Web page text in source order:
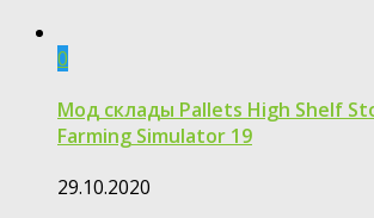
0
Мод склады Pallets High Shelf
Farming Simulator 19
29.10.2020